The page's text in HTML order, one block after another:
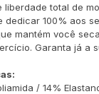
total de
100% aos
mantém você
Garanta já a
/ 14%